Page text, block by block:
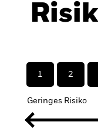
1 2
Geringes Risiko